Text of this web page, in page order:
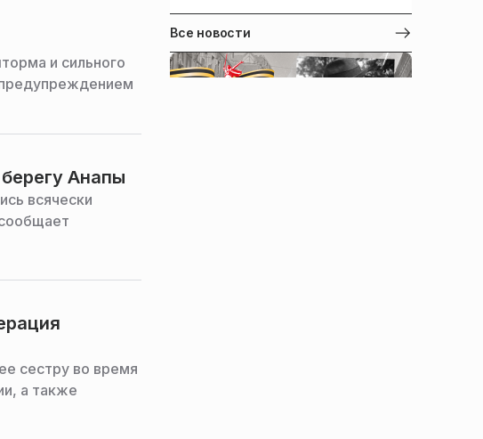
и сильного
Анапы
всячески
сестру во время
а также
Все новости